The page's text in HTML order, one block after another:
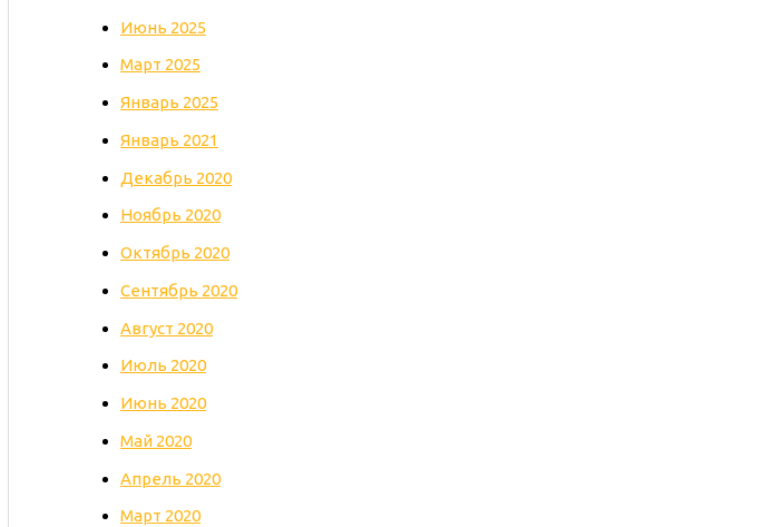
Июнь 2025
Март 2025
Январь 2025
Январь 2021
Декабрь 2020
Ноябрь 2020
Октябрь 2020
Сентябрь 2020
Август 2020
Июль 2020
Июнь 2020
Май 2020
Апрель 2020
Март 2020